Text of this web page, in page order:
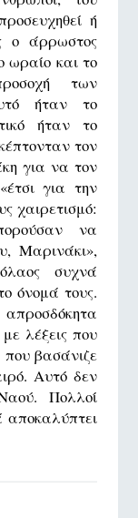
ή
ο άρρωστος
ωραίο και το
των
ήταν το
ήταν το
τον
για να τον
για την
χαιρετισμό:
να
Μαρινάκι»,
συχνά
όνομά τους.
λέξεις που
βασάνιζε
Αυτό δεν
Πολλοί
αποκαλύπτει